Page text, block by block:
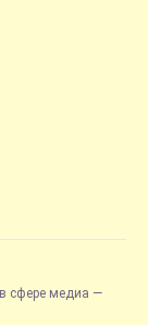
сфере медиа —